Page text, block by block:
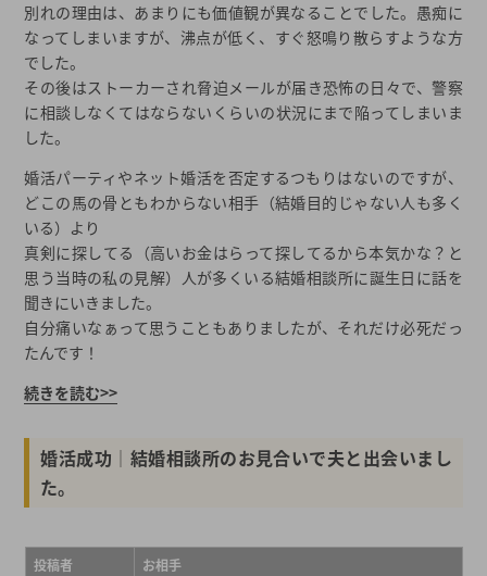
別れの理由は、あまりにも価値観が異なることでした。愚痴に
なってしまいますが、沸点が低く、すぐ怒鳴り散らすような方
でした。
その後はストーカーされ脅迫メールが届き恐怖の日々で、警察
に相談しなくてはならないくらいの状況にまで陥ってしまいま
した。
婚活パーティやネット婚活を否定するつもりはないのですが、
どこの馬の骨ともわからない相手（結婚目的じゃない人も多く
いる）より
真剣に探してる（高いお金はらって探してるから本気かな？と
思う当時の私の見解）人が多くいる結婚相談所に誕生日に話を
聞きにいきました。
自分痛いなぁって思うこともありましたが、それだけ必死だっ
たんです！
続きを読む>>
婚活成功│結婚相談所のお見合いで夫と出会いまし
た。
投稿者
お相手